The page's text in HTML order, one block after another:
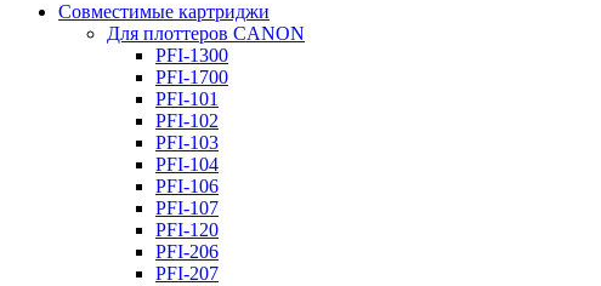
Совместимые картриджи
Для плоттеров CANON
PFI-1300
PFI-1700
PFI-101
PFI-102
PFI-103
PFI-104
PFI-106
PFI-107
PFI-120
PFI-206
PFI-207